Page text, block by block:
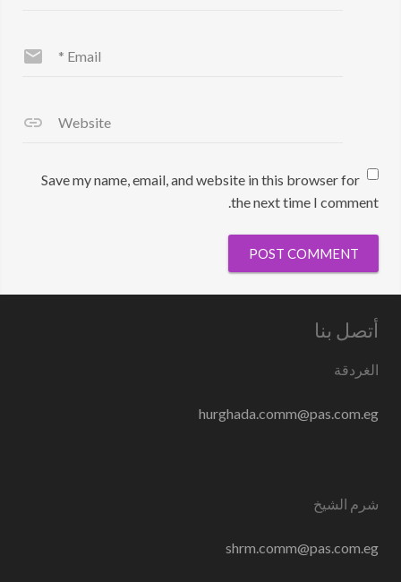
Email
*
Website
Save my name, email, and website in this browser for
the next time I comment.
أتصل بنا
الغردقة
hurghada.comm@pas.com.eg
شرم الشيخ
shrm.comm@pas.com.eg